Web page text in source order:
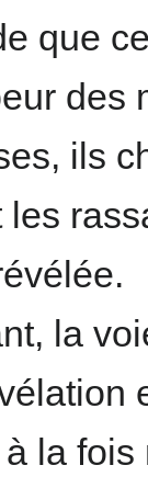
que
des
ils
les
la
la